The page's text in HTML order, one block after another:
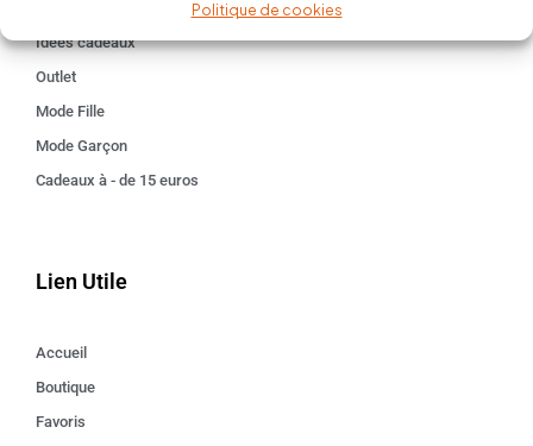
Politique de cookies
Idées cadeaux
Outlet
Mode Fille
Mode Garçon
Cadeaux à - de 15 euros
Lien Utile
Accueil
Boutique
Favoris